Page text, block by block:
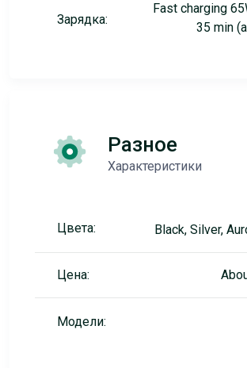
Зарядка:
Fast charging
35 min
Разное
Характеристики
Цвета: Black, Silver,
Цена:
Модели: